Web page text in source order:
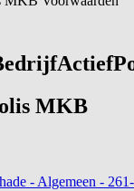
MKB
- Algemeen -